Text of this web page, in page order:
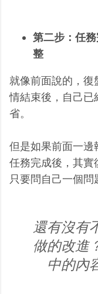
第二步：任
整
就像前面說的，復
情結束後，自己已
省。
但是如果前面一邊
任務完成後，其實
只要問自己一個問
還有沒有
做的改進
中的內